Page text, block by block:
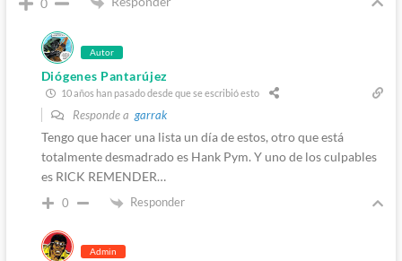
Autor
Diógenes Pantarújez
10 años han pasado desde que se escribió esto
Responde a garrak
Tengo que hacer una lista un día de estos, otro que está
totalmente desmadrado es Hank Pym. Y uno de los culpables
es RICK REMENDER…
0 Responder
Admin